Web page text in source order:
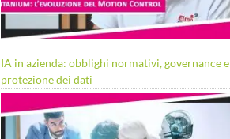
IA in azienda: obblighi normativi, governance e
protezione dei dati